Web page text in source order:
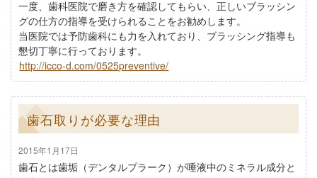
一度、歯科医院で磨き方を確認してもらい、正しいブラッシン
グの仕方の指導を受けられることをお勧めします。
当医院では予防歯科にも力を入れており、ブラッシング指導も
懇切丁寧に行っております。
http://icco-d.com/0525preventive/
歯石取りが必要な理由
2015年1月17日
歯石とは歯垢（デンタルプラーク）が唾液中のミネラル成分と